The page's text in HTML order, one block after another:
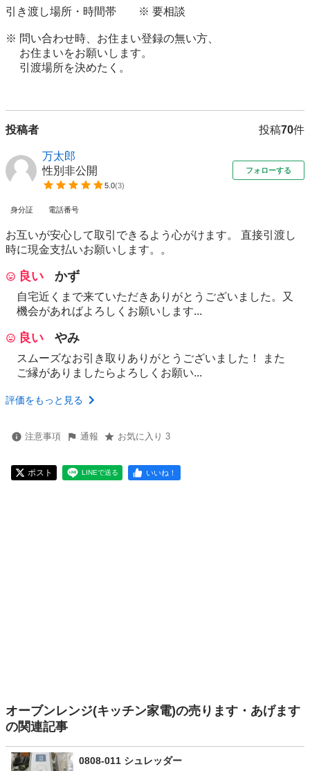
引き渡し場所・時間帯　　※ 要相談
※ 問い合わせ時、お住まい登録の無い方、
お住まいをお願いします。
引渡場所を決めたく。
投稿者 投稿70件
万太郎
性別非公開
5.0(3)
フォローする
身分証 電話番号
お互いが安心して取引できるよう心がけます。 直接引渡し
時に現金支払いお願いします。。
良い かず
自宅近くまで来ていただきありがとうございました。又
機会があればよろしくお願いします...
良い やみ
スムーズなお引き取りありがとうございました！ また
ご縁がありましたらよろしくお願い...
評価をもっと見る
注意事項 通報 お気に入り 3
ポスト LINEで送る いいね！
オーブンレンジ(キッチン家電)の売ります・あげます
の関連記事
0808-011 シュレッダー